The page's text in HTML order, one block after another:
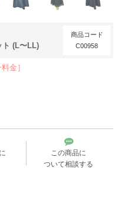
ト (L〜LL)
商品コード
C00958
金］
この商品に
ついて相談する